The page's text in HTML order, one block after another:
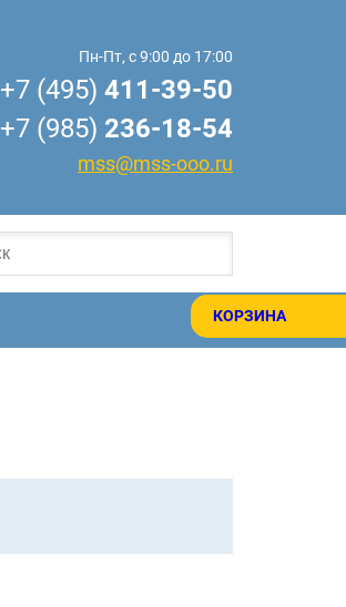
КОРЗИНА
Пн-Пт, с 9:00 до 17:00
+7 (495) 411-39-50
+7 (985) 236-18-54
mss@mss-ooo.ru